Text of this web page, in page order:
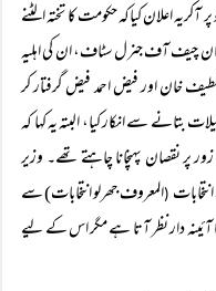
اعلان کیاکہ حکومت کا تختہ الٹنے
چیف آف جنرل سٹاف، ان کی اہلیہ
خان اور فیض احمد فیض گرفتار کر
سے انکار کیا، البتہ یہ کہا کہ
پر نقصان پہنچانا چاہتے تھے۔ وزیر
(المعروف جھرلو انتخابات) سے
دار نظر آتا ہے مگر اس کے لیے